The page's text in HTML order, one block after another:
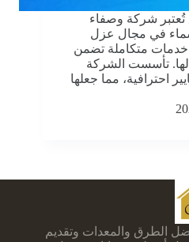
شركة وصفاء
في مجال عزل
خدمات متكاملة تضمن
لها. تأسست الشركة
احترافية، مما جعلها
الطرق والمعدات وتقديم